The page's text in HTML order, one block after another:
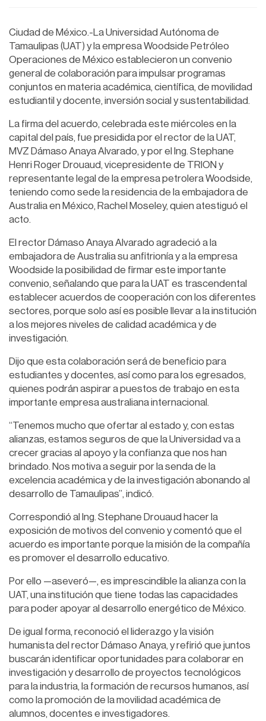
Ciudad de México.-La Universidad Autónoma de
Tamaulipas (UAT) y la empresa Woodside Petróleo
Operaciones de México establecieron un convenio
general de colaboración para impulsar programas
conjuntos en materia académica, científica, de movilidad
estudiantil y docente, inversión social y sustentabilidad.
La firma del acuerdo, celebrada este miércoles en la
capital del país, fue presidida por el rector de la UAT,
MVZ Dámaso Anaya Alvarado, y por el Ing. Stephane
Henri Roger Drouaud, vicepresidente de TRION y
representante legal de la empresa petrolera Woodside,
teniendo como sede la residencia de la embajadora de
Australia en México, Rachel Moseley, quien atestiguó el
acto.
El rector Dámaso Anaya Alvarado agradeció a la
embajadora de Australia su anfitrionía y a la empresa
Woodside la posibilidad de firmar este importante
convenio, señalando que para la UAT es trascendental
establecer acuerdos de cooperación con los diferentes
sectores, porque solo así es posible llevar a la institución
a los mejores niveles de calidad académica y de
investigación.
Dijo que esta colaboración será de beneficio para
estudiantes y docentes, así como para los egresados,
quienes podrán aspirar a puestos de trabajo en esta
importante empresa australiana internacional.
“Tenemos mucho que ofertar al estado y, con estas
alianzas, estamos seguros de que la Universidad va a
crecer gracias al apoyo y la confianza que nos han
brindado. Nos motiva a seguir por la senda de la
excelencia académica y de la investigación abonando al
desarrollo de Tamaulipas”, indicó.
Correspondió al Ing. Stephane Drouaud hacer la
exposición de motivos del convenio y comentó que el
acuerdo es importante porque la misión de la compañía
es promover el desarrollo educativo.
Por ello —aseveró—, es imprescindible la alianza con la
UAT, una institución que tiene todas las capacidades
para poder apoyar al desarrollo energético de México.
De igual forma, reconoció el liderazgo y la visión
humanista del rector Dámaso Anaya, y refirió que juntos
buscarán identificar oportunidades para colaborar en
investigación y desarrollo de proyectos tecnológicos
para la industria, la formación de recursos humanos, así
como la promoción de la movilidad académica de
alumnos, docentes e investigadores.